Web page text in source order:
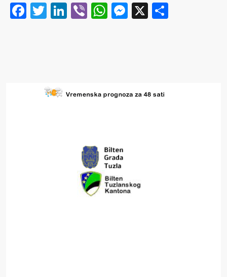
Facebook
Twitter
LinkedIn
ViberWhatsApp
Messenger
X